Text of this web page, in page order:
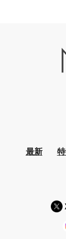
最新